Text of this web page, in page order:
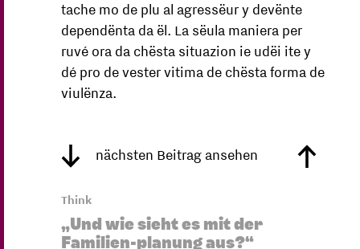
tache mo de plu al agressëur y devënte
dependënta da ël. La sëula maniera per
ruvé ora da chësta situazion ie udëi ite y
dé pro de vester vitima de chësta forma de
viulënza.
nächsten Beitrag ansehen
Think
„Und wie sieht es mit der
Familien-planung aus?“